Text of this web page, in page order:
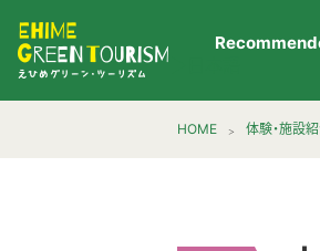
HOME 体験・施設